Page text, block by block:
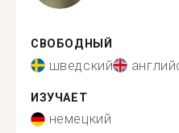
СВОБОДНЫЙ
шведский
ИЗУЧАЕТ
немецкий